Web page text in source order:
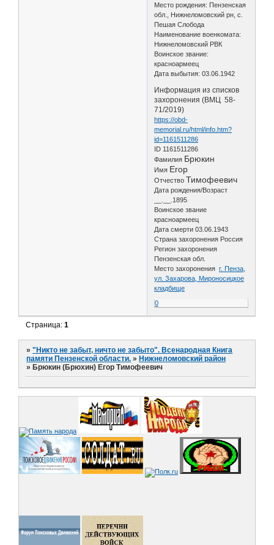
Место рождения: Пензенская
обл., Нижнеломовский рн, с.
Пешая Слобода
Наименование военкомата:
Нижнеломовский РВК
Воинское звание:
красноармеец
Дата выбытия: 03.06.1942
Информация из списков
захоронения (ВМЦ 58-
71/2019)
https://obd-
memorial.ru/html/info.htm?
id=1161511286
ID 1161511286
Фамилия Брюкин
Имя Егор
Отчество Тимофеевич
Дата рождения/Возраст
__.__.1895
Воинское звание
красноармеец
Дата смерти 03.06.1943
Страна захоронения Россия
Регион захоронения
Пензенская обл.
Место захороненияг. Пенза,
ул. Захарова, Мироносицкое
кладбище
0
Страница:1
»"Никто не забыт, ничто не забыто". Всенародная Книга
памяти Пензенской области. » Нижнеломовский район
» Брюкин (Брюхин) Егор Тимофеевич